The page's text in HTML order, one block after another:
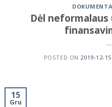
Dėl
POSTED ON 2019-12-15
15
Gru